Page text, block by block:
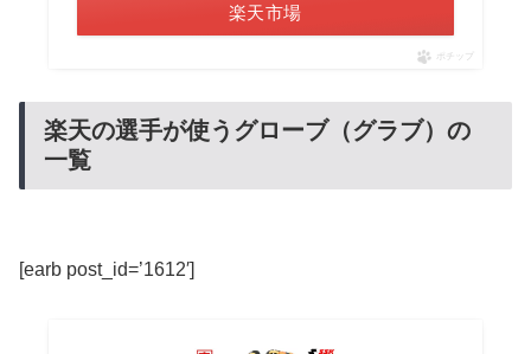
楽天市場
ポチップ
楽天の選手が使うグローブ（グラブ）の
一覧
[earb post_id=’1612′]